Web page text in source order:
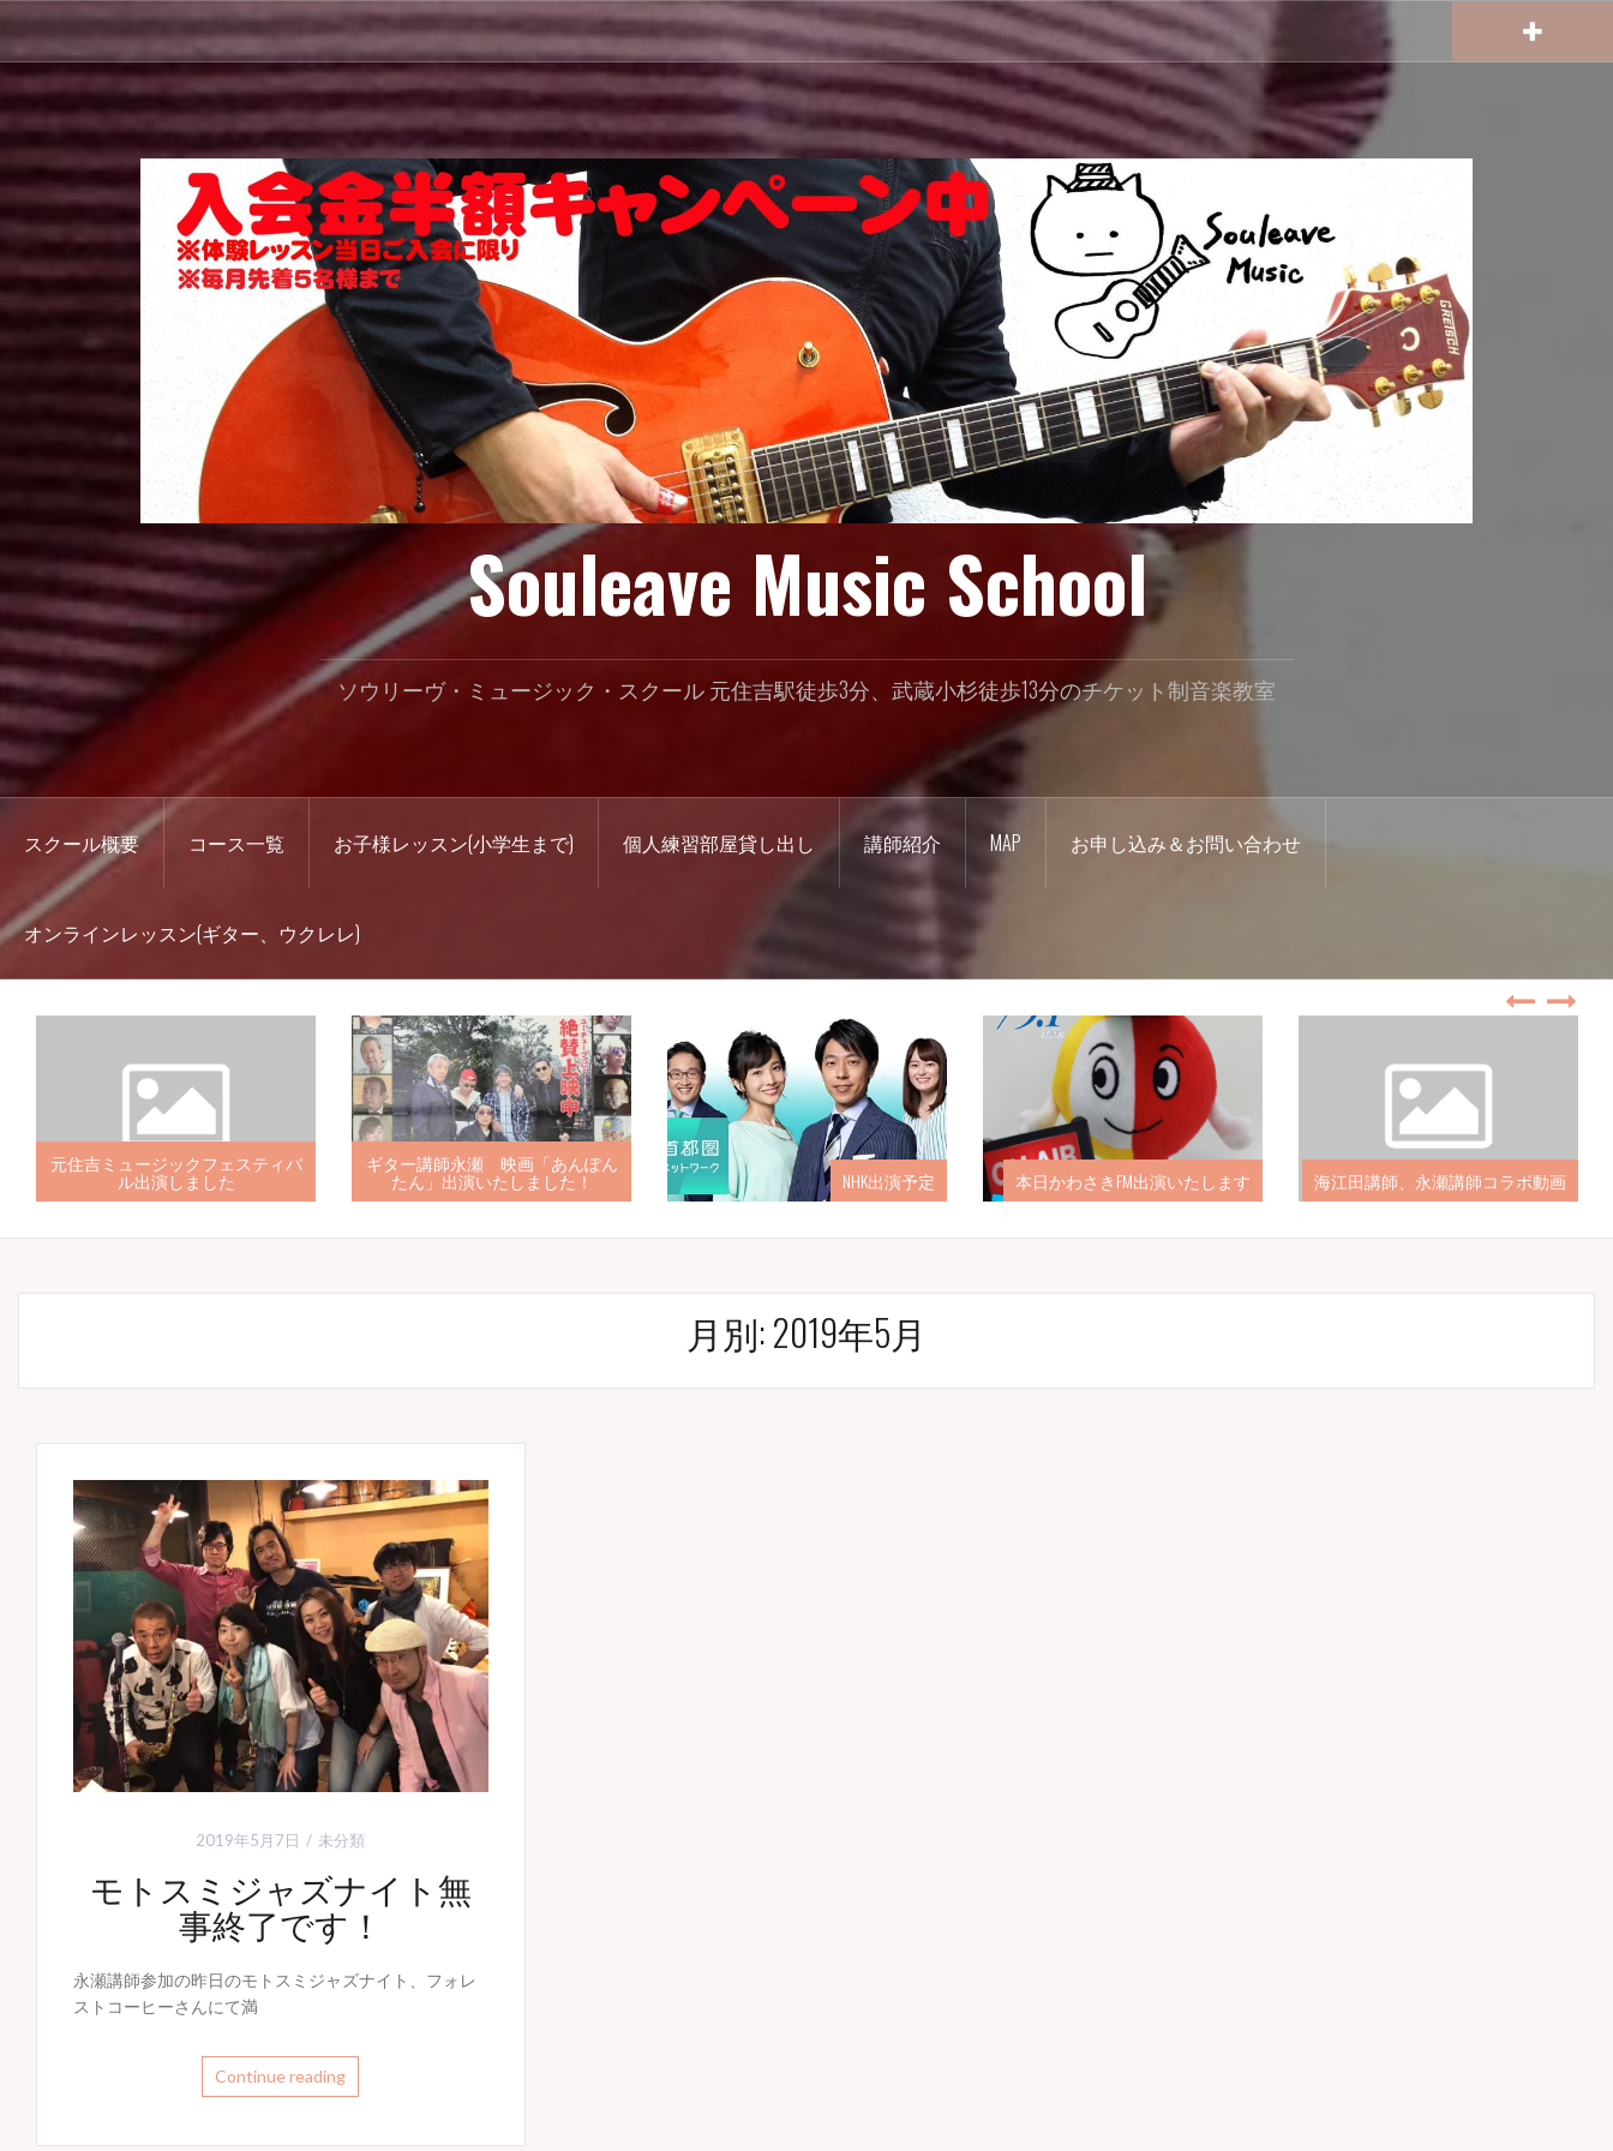
ン
テ
ン
ツ
ス
ッ
Souleave Music School
ソウリーヴ・ミュージック・スクール 元住吉駅徒歩3分、武蔵小杉徒歩13分のチケット制音楽教室
スクール概要 コース一覧 お子様レッスン(小学生まで) 個人練習部屋貸し出し 講師紹介 MAP お申し込み＆お問い合わせ
オンラインレッスン(ギター、ウクレレ)
元住吉ミュージックフェスティバ
ル出演しました
ギター講師永瀬 映画「あんぽん
たん」出演いたしました！ NHK出演予定 本日かわさきFM出演いたします 海江田講師、永瀬講師コラボ動画
月別: 2019年5月
2019年5月7日 未分類
モトスミジャズナイト無
事終了です！
永瀬講師参加の昨日のモトスミジャズナイト、フォレ
ストコーヒーさんにて満
Continue reading